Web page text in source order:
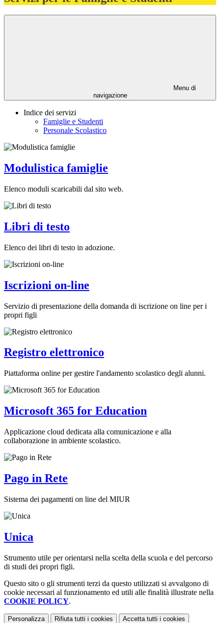
Menu di
navigazione
Indice dei servizi
Famiglie e Studenti
Personale Scolastico
Modulistica famiglie
Elenco moduli scaricabili dal sito web.
Libri di testo
Elenco dei libri di testo in adozione.
Iscrizioni on-line
Servizio di presentazione della domanda di iscrizione on line per i
propri figli
Registro elettronico
Piattaforma online per gestire l'andamento scolastico degli alunni.
Microsoft 365 for Education
Applicazione cloud dedicata alla comunicazione e alla
collaborazione in ambiente scolastico.
Pago in Rete
Sistema dei pagamenti on line del MIUR
Unica
Strumento utile per orientarsi nella scelta della scuola e del percorso
di studi dei propri figli.
Questo sito o gli strumenti terzi da questo utilizzati si avvalgono di
cookie necessari al funzionamento ed utili alle finalità illustrate nella
COOKIE POLICY.
Personalizza Rifiuta tutti i cookies Accetta tutti i cookies